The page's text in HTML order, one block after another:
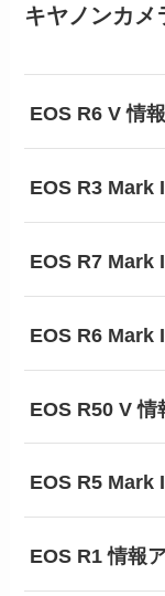
キヤノンカメ
EOS R6 V 情
EOS R3 Mark
EOS R7 Mark
EOS R6 Mark
EOS R50 V 情
EOS R5 Mark
EOS R1 情報